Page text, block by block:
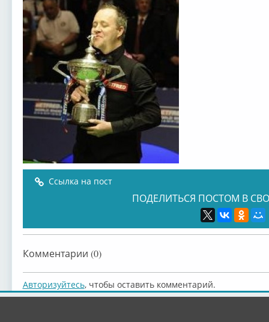
Ссылка на пост
ПОДЕЛИТЬСЯ ПОСТОМ В
Комментарии (0)
Авторизуйтесь, чтобы оставить комментарий.